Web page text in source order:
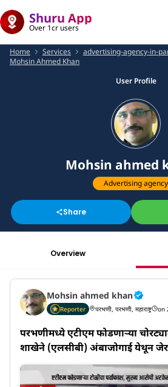
Shuru App
Over 1cr users
Home Services
advertising-agency-in-
Mohsin Ahmed Khan
User Profile
Mohsin ahmed
Advertising agency
Share
Overview
Mohsin ahmed khan
Reporter परभणी, परभणी, महाराष्ट्र on
परभणीमध्ये एटीएम फोडणाऱ्या
शाखेने (एलसीबी) अंबाजोगाई येथून